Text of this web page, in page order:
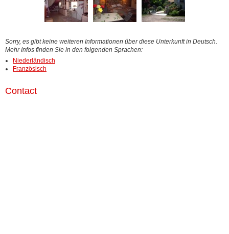
Sorry, es gibt keine weiteren Informationen über diese Unterkunft in Deutsch.
Mehr Infos finden Sie in den folgenden Sprachen:
Niederländisch
Französisch
Contact